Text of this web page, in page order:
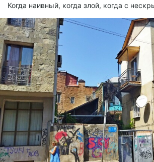
Когда наивный, когда злой, когда с